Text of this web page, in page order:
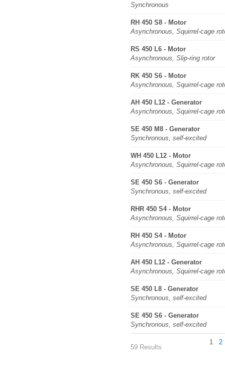
Synchronous
RH 450 S8 - Motor
Asynchronous, Squirrel-cage
RS 450 L6 - Motor
Asynchronous, Slip-ring rotor
RK 450 S6 - Motor
Asynchronous, Squirrel-cage
AH 450 L12 - Generator
Asynchronous, Squirrel-cage
SE 450 M8 - Generator
Synchronous, self-excited
WH 450 L12 - Motor
Asynchronous, Squirrel-cage
SE 450 S6 - Generator
Synchronous, self-excited
RHR 450 S4 - Motor
Asynchronous, Squirrel-cage
RH 450 S4 - Motor
Asynchronous, Squirrel-cage
AH 450 L12 - Generator
Asynchronous, Squirrel-cage
SE 450 L8 - Generator
Synchronous, self-excited
SE 450 S6 - Generator
Synchronous, self-excited
59 Results
1 2